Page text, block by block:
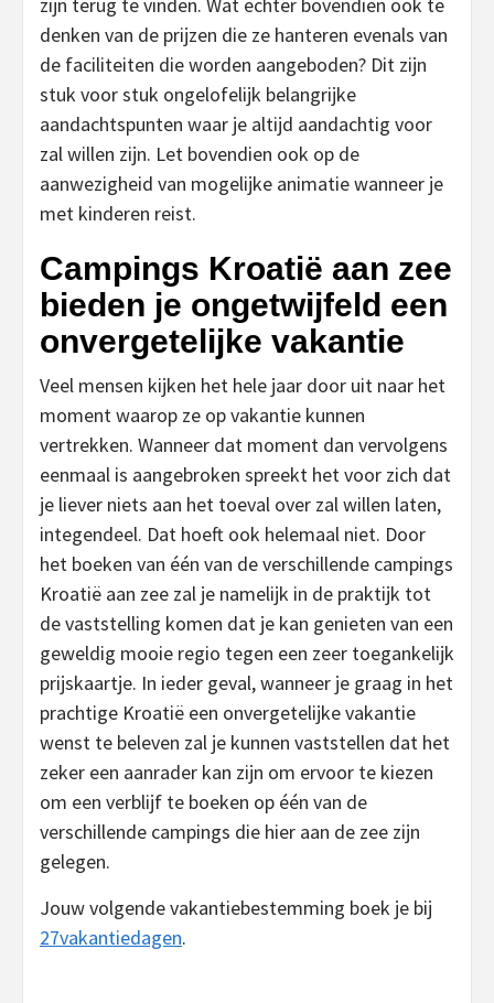
zijn terug te vinden. Wat echter bovendien ook te
denken van de prijzen die ze hanteren evenals van
de faciliteiten die worden aangeboden? Dit zijn
stuk voor stuk ongelofelijk belangrijke
aandachtspunten waar je altijd aandachtig voor
zal willen zijn. Let bovendien ook op de
aanwezigheid van mogelijke animatie wanneer je
met kinderen reist.
Campings Kroatië aan zee
bieden je ongetwijfeld een
onvergetelijke vakantie
Veel mensen kijken het hele jaar door uit naar het
moment waarop ze op vakantie kunnen
vertrekken. Wanneer dat moment dan vervolgens
eenmaal is aangebroken spreekt het voor zich dat
je liever niets aan het toeval over zal willen laten,
integendeel. Dat hoeft ook helemaal niet. Door
het boeken van één van de verschillende campings
Kroatië aan zee zal je namelijk in de praktijk tot
de vaststelling komen dat je kan genieten van een
geweldig mooie regio tegen een zeer toegankelijk
prijskaartje. In ieder geval, wanneer je graag in het
prachtige Kroatië een onvergetelijke vakantie
wenst te beleven zal je kunnen vaststellen dat het
zeker een aanrader kan zijn om ervoor te kiezen
om een verblijf te boeken op één van de
verschillende campings die hier aan de zee zijn
gelegen.
Jouw volgende vakantiebestemming boek je bij
27vakantiedagen.